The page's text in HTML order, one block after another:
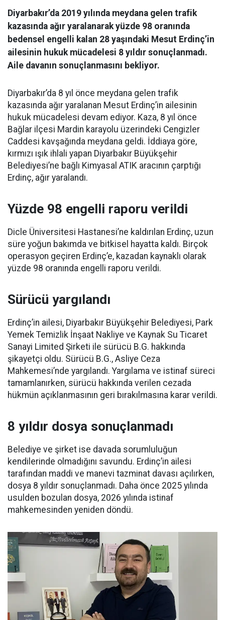
Diyarbakır’da 2019 yılında meydana gelen trafik
kazasında ağır yaralanarak yüzde 98 oranında
bedensel engelli kalan 28 yaşındaki Mesut Erdinç’in
ailesinin hukuk mücadelesi 8 yıldır sonuçlanmadı.
Aile davanın sonuçlanmasını bekliyor.
Diyarbakır’da 8 yıl önce meydana gelen trafik
kazasında ağır yaralanan Mesut Erdinç’in ailesinin
hukuk mücadelesi devam ediyor. Kaza, 8 yıl önce
Bağlar ilçesi Mardin karayolu üzerindeki Cengizler
Caddesi kavşağında meydana geldi. İddiaya göre,
kırmızı ışık ihlali yapan Diyarbakır Büyükşehir
Belediyesi’ne bağlı Kimyasal ATIK aracının çarptığı
Erdinç, ağır yaralandı.
Yüzde 98 engelli raporu verildi
Dicle Üniversitesi Hastanesi’ne kaldırılan Erdinç, uzun
süre yoğun bakımda ve bitkisel hayatta kaldı. Birçok
operasyon geçiren Erdinç’e, kazadan kaynaklı olarak
yüzde 98 oranında engelli raporu verildi.
Sürücü yargılandı
Erdinç’in ailesi, Diyarbakır Büyükşehir Belediyesi, Park
Yemek Temizlik İnşaat Nakliye ve Kaynak Su Ticaret
Sanayi Limited Şirketi ile sürücü B.G. hakkında
şikayetçi oldu. Sürücü B.G., Asliye Ceza
Mahkemesi’nde yargılandı. Yargılama ve istinaf süreci
tamamlanırken, sürücü hakkında verilen cezada
hükmün açıklanmasının geri bırakılmasına karar verildi.
8 yıldır dosya sonuçlanmadı
Belediye ve şirket ise davada sorumluluğun
kendilerinde olmadığını savundu. Erdinç’in ailesi
tarafından maddi ve manevi tazminat davası açılırken,
dosya 8 yıldır sonuçlanmadı. Daha önce 2025 yılında
usulden bozulan dosya, 2026 yılında istinaf
mahkemesinden yeniden döndü.